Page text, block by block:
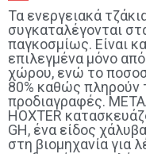
Τα ενεργειακά
συγκαταλέγονται
παγκοσμίως. Είναι
επιλεγμένα μόνο
χώρου, ενώ το
80% καθώς πληρούν
προδιαγραφές.
HOXTER
GH, ένα είδος
στη βιομηχανία για